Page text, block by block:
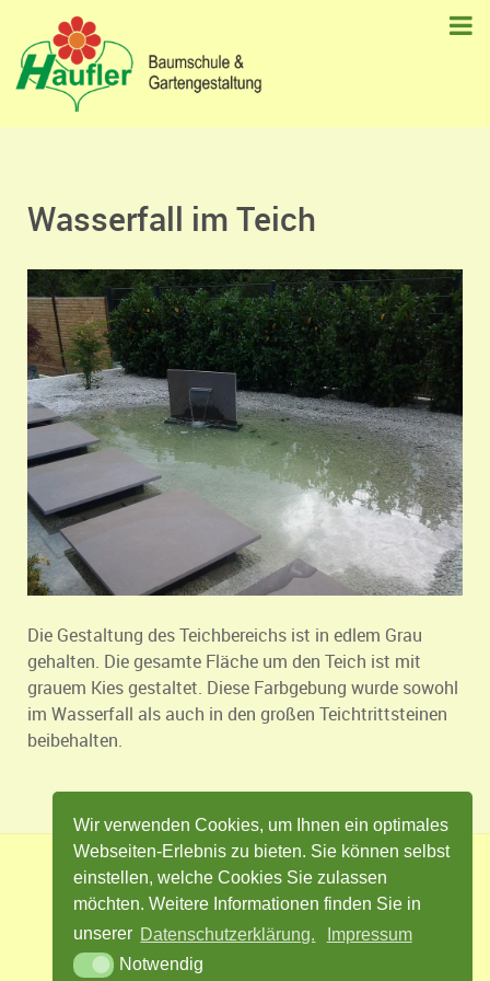
Wir verwenden Cookies, um Ihnen ein optimales
Webseiten-Erlebnis zu bieten. Sie können selbst
einstellen, welche Cookies Sie zulassen
möchten. Weitere Informationen finden Sie in
unserer Datenschutzerklärung.
Impressum
Notwendig
Wasserfall im Teich
Die Gestaltung des Teichbereichs ist in edlem Grau
gehalten. Die gesamte Fläche um den Teich ist mit
grauem Kies gestaltet. Diese Farbgebung wurde sowohl
im Wasserfall als auch in den großen Teichtrittsteinen
beibehalten.
ImpressumDatenschutzKontakt
Cookie Einstellungen